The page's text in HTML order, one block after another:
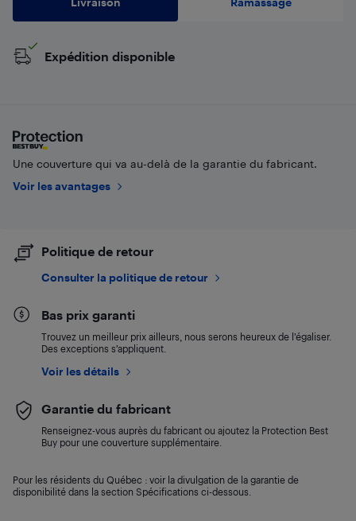
Expédition disponible
Une couverture qui va au-delà de la garantie du fabricant.
Voir les avantages
Politique de retour
Consulter la politique de retour
Bas prix garanti
Trouvez un meilleur prix ailleurs, nous serons heureux de l’égaliser.
Des exceptions s’appliquent.
Voir les détails
Garantie du fabricant
Renseignez-vous auprès du fabricant ou ajoutez la Protection Best
Buy pour une couverture supplémentaire.
Pour les résidents du Québec : voir la divulgation de la garantie de
disponibilité dans la section Spécifications ci-dessous.